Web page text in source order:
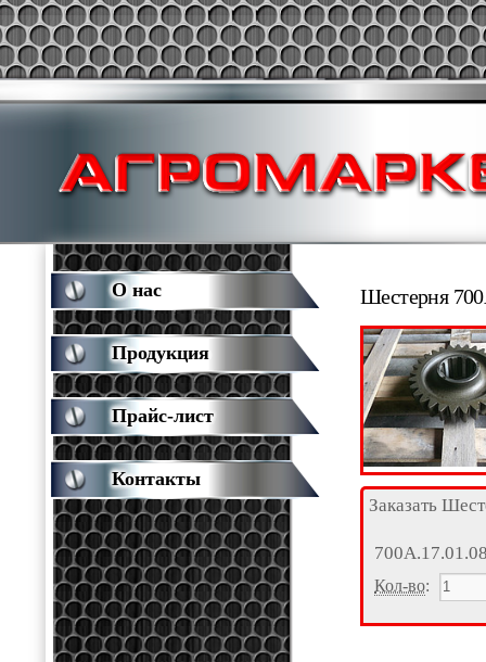
Шестерня
Заказать
Кол-во:
О нас
Продукция
Прайс-лист
Контакты